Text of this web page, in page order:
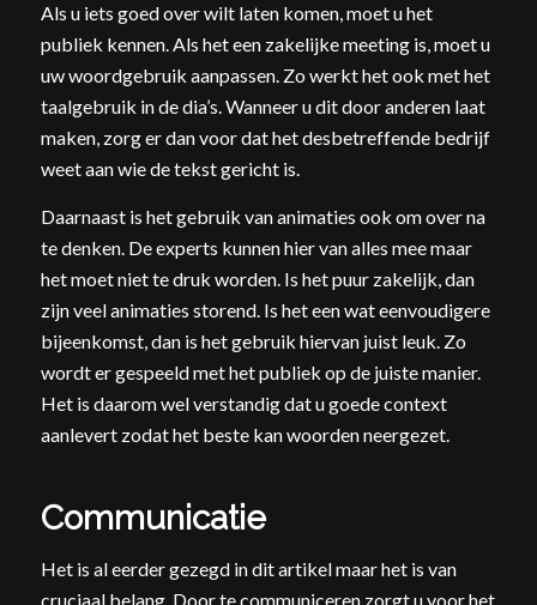
Als u iets goed over wilt laten komen, moet u het
publiek kennen. Als het een zakelijke meeting is, moet u
uw woordgebruik aanpassen. Zo werkt het ook met het
taalgebruik in de dia’s. Wanneer u dit door anderen laat
maken, zorg er dan voor dat het desbetreffende bedrijf
weet aan wie de tekst gericht is.
Daarnaast is het gebruik van animaties ook om over na
te denken. De experts kunnen hier van alles mee maar
het moet niet te druk worden. Is het puur zakelijk, dan
zijn veel animaties storend. Is het een wat eenvoudigere
bijeenkomst, dan is het gebruik hiervan juist leuk. Zo
wordt er gespeeld met het publiek op de juiste manier.
Het is daarom wel verstandig dat u goede context
aanlevert zodat het beste kan woorden neergezet.
Communicatie
Het is al eerder gezegd in dit artikel maar het is van
cruciaal belang. Door te communiceren zorgt u voor het